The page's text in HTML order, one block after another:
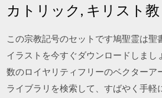
カトリック, キリスト教
この宗教記号のセットです鳩聖霊は聖
イラストを今すぐダウンロードしまし
数のロイヤリティフリーのベクターア
ライブラリを検索して、すばやく手軽